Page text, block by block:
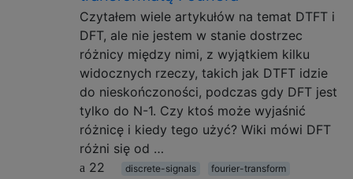
Czytałem wiele artykułów na temat DTFT i
DFT, ale nie jestem w stanie dostrzec
różnicy między nimi, z wyjątkiem kilku
widocznych rzeczy, takich jak DTFT idzie
do nieskończoności, podczas gdy DFT jest
tylko do N-1. Czy ktoś może wyjaśnić
różnicę i kiedy tego użyć? Wiki mówi DFT
różni się od …
22
discrete-signals fourier-transform